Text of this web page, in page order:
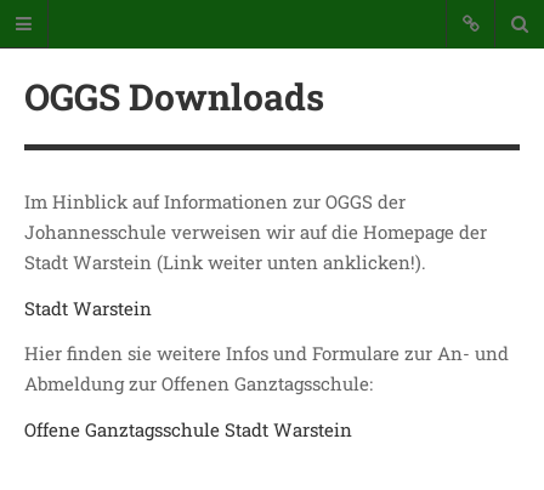
Bunte Schule mit Takt und Schwung
STARTSEITE
WICHTIGES AUS UNSERER
OGGS Downloads
Im Hinblick auf Informationen zur OGGS der
Johannesschule verweisen wir auf die Homepage der
Stadt Warstein (Link weiter unten anklicken!).
Stadt Warstein
Hier finden sie weitere Infos und Formulare zur An- und
Abmeldung zur Offenen Ganztagsschule:
Offene Ganztagsschule Stadt Warstein